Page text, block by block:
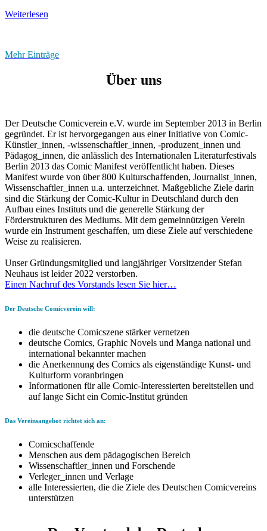
Weiterlesen
2025
Mehr Einträge
Über uns
Der Deutsche Comicverein e.V. wurde im September 2013 in Berlin
gegründet. Er ist hervorgegangen aus einer Initiative von Comic-
Künstler_innen, -wissenschaftler_innen, -produzent_innen und
Pädagog_innen, die anlässlich des Internationalen Literaturfestivals
Berlin 2013 das Comic Manifest veröffentlicht haben. Dieses
Manifest wurde von über 800 Kulturschaffenden, Journalist_innen,
Wissenschaftler_innen u.a. unterzeichnet. Maßgebliche Ziele darin
sind die Stärkung der Comic-Kultur in Deutschland durch den
Aufbau eines Instituts und die generelle Stärkung der
Förderstrukturen des Mediums. Mit dem gemeinnützigen Verein
wurde ein Instrument geschaffen, um diese Ziele auf verschiedene
Weise zu realisieren.
Unser Gründungsmitglied und langjähriger Vorsitzender Stefan
Neuhaus ist leider 2022 verstorben.
Einen Nachruf des Vorstands lesen Sie hier…
Der Deutsche Comicverein will:
die deutsche Comicszene stärker vernetzen
deutsche Comics, Graphic Novels und Manga national und
international bekannter machen
die Anerkennung des Comics als eigenständige Kunst- und
Kulturform voranbringen
Informationen für alle Comic-Interessierten bereitstellen und
auf lange Sicht ein Comic-Institut gründen
Das Vereinsangebot richtet sich an:
Comicschaffende
Menschen aus dem pädagogischen Bereich
Wissenschaftler_innen und Forschende
Verleger_innen und Verlage
alle Interessierten, die die Ziele des Deutschen Comicvereins
unterstützen